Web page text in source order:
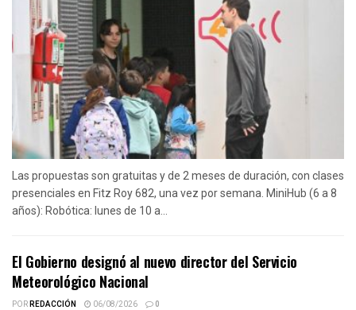
Las propuestas son gratuitas y de 2 meses de duración, con clases
presenciales en Fitz Roy 682, una vez por semana. MiniHub (6 a 8
años): Robótica: lunes de 10 a...
El Gobierno designó al nuevo director del Servicio
Meteorológico Nacional
PORREDACCIÓN 06/08/2026 0